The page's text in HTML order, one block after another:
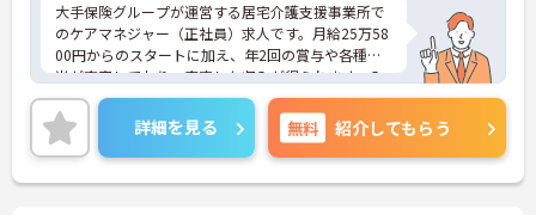
大手保険グループが運営する居宅介護支援事業所で
のケアマネジャー（正社員）求人です。月給25万58
00円からのスタートに加え、年2回の賞与や各種手
当が充実しており、安定した収入が得られます。入
社時の9日間にわたる丁寧な研修や定期的なフォロ
ーアップがあり、ブランクがある方や経験が浅い方
も安心してスタートできる環境です。また、入社時
に付与されるプラス3日の有給休暇や、最長3年の育
児休暇、お子様が9歳になるまで利用できる時短勤
詳細を見る 無料 紹介してもらう